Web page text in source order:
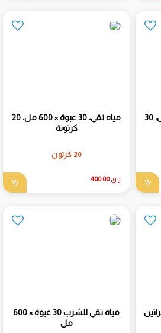
مياه نقي، 30 عبوة × 600 مل، 30
مياه نقي، 30 عبوة × 600 مل، 20
كرتونة
20 كرتون
ر.ق400.00
مياه نقي للشرب 30 عبوة × 600
مل